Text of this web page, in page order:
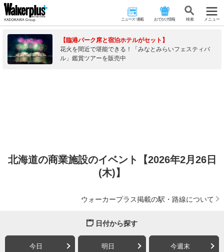
ニュース･連載 おでかけ情報 検 索 メニュー
【臨港パーク席と宿泊ホテルがセット】
花火を間近で堪能できる！「みなとみらいフェスティバ
ル」鑑賞ツアーを販売中
北海道の商業施設のイベント【2026年2月26日
(木)】
ウォーカープラス掲載の駅・路線について
日付から探す
今日 明日 今週末